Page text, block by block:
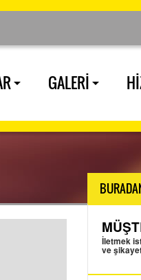
GALERİ
İletmek
ve